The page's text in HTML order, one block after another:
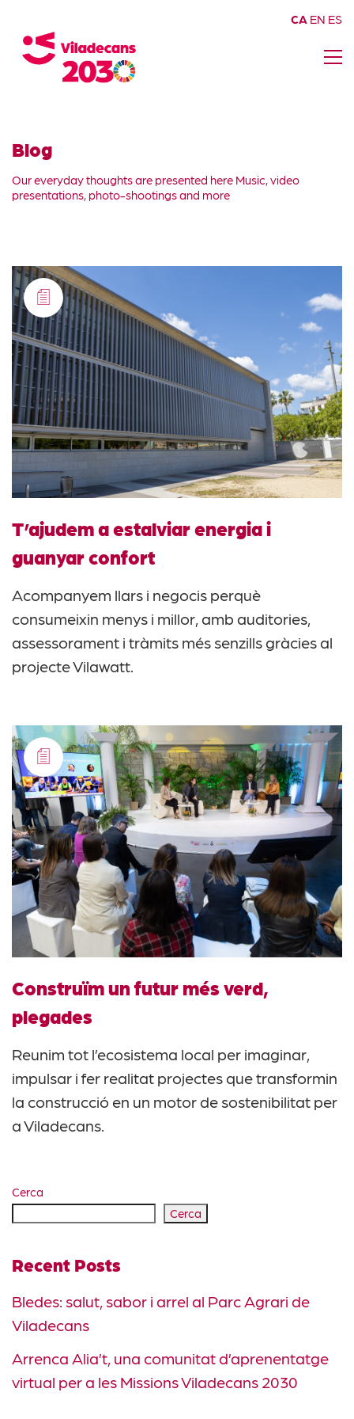
Blog
Our everyday thoughts are presented here Music, video
presentations, photo-shootings and more
T’ajudem a estalviar energia i
guanyar confort
Acompanyem llars i negocis perquè
consumeixin menys i millor, amb auditories,
assessorament i tràmits més senzills gràcies al
projecte Vilawatt.
Construïm un futur més verd,
plegades
Reunim tot l’ecosistema local per imaginar,
impulsar i fer realitat projectes que transformin
la construcció en un motor de sostenibilitat per
a Viladecans.
Cerca
Cerca
Recent Posts
Bledes: salut, sabor i arrel al Parc Agrari de
Viladecans
Arrenca Alia’t, una comunitat d’aprenentatge
virtual per a les Missions Viladecans 2030
CA EN ES